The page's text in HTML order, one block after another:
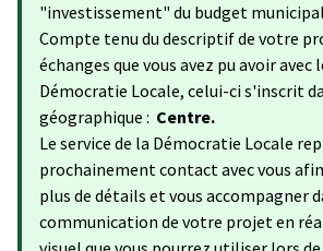
"investissement" du budget
Compte tenu du descriptif de votre
échanges que vous avez pu avoir avec
Démocratie Locale, celui-ci s'inscrit
géographique : Centre.
Le service de la Démocratie Locale
prochainement contact avec vous
plus de détails et vous accompagner
communication de votre projet en